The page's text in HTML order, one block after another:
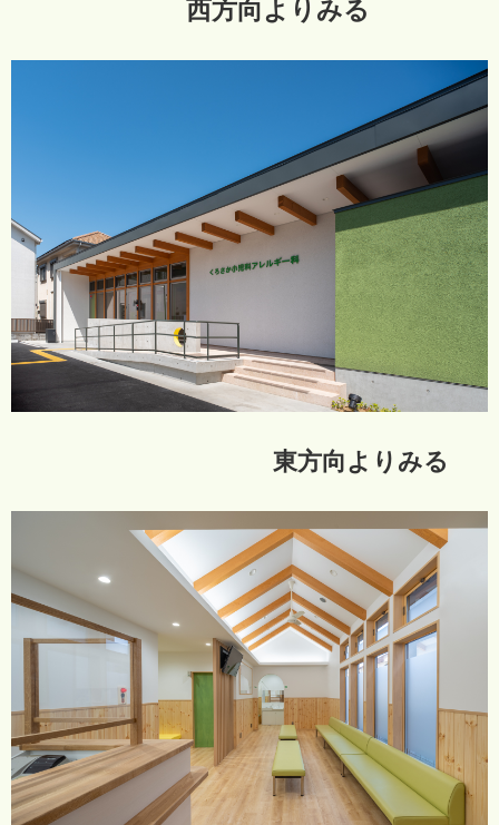
西方向よりみる
東方向よりみる